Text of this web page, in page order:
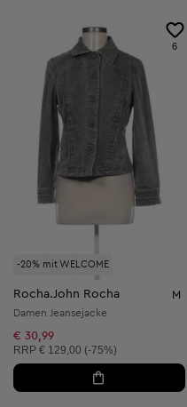
-20% mit WELCOME
6
Rocha.John Rocha M
Damen Jeansejacke
€ 30,99
Unverbindliche Preisempfehlung:
RRP € 129,00 (-75%)